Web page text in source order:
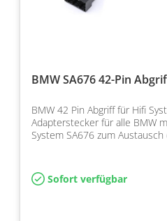
BMW SA676 42-Pin
BMW 42 Pin Abgriff für Hifi
Adapterstecker für alle BMW
System SA676 zum
Sofort verfügbar